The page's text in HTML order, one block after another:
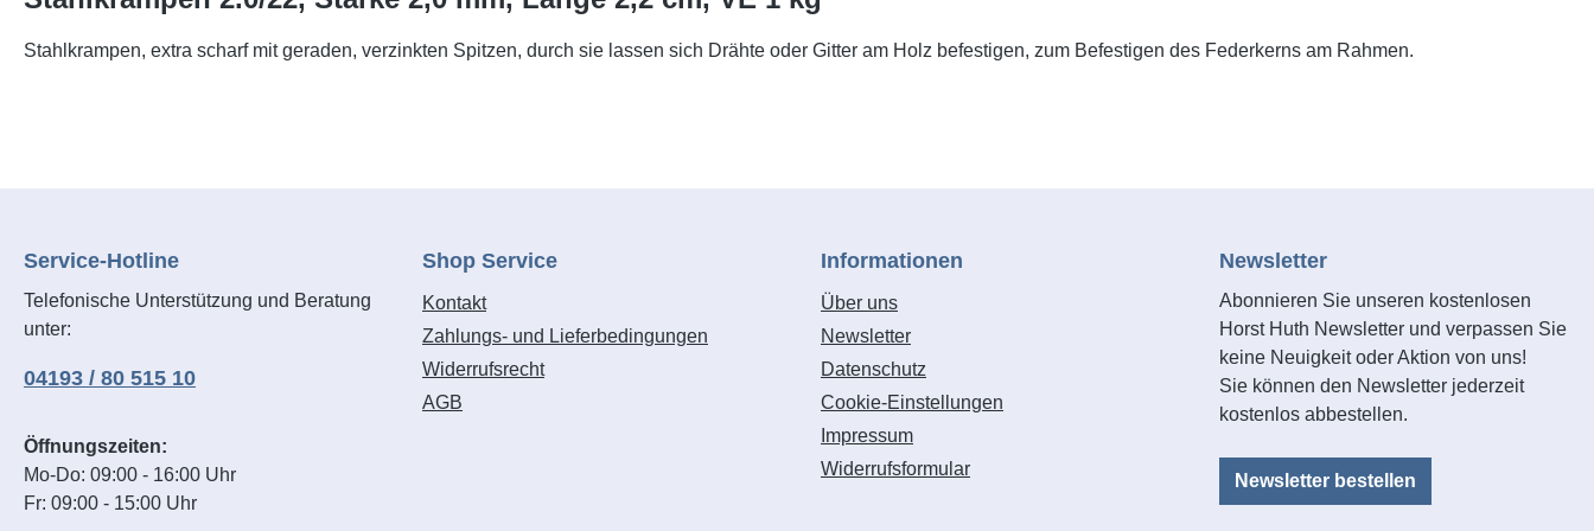
Stahlkrampen, extra scharf mit geraden, verzinkten Spitzen, durch sie lassen sich Drähte oder Gitter am Holz befestigen, zum Befestigen des Federkerns am Rahmen.
Service-Hotline
Telefonische Unterstützung und Beratung
unter:
04193 / 80 515 10
Öffnungszeiten:
Mo-Do: 09:00 - 16:00 Uhr
Fr: 09:00 - 15:00 Uhr
Shop Service
Kontakt
Zahlungs- und Lieferbedingungen
Widerrufsrecht
AGB
Informationen
Über uns
Newsletter
Datenschutz
Cookie-Einstellungen
Impressum
Widerrufsformular
Newsletter
Abonnieren Sie unseren kostenlosen
Horst Huth Newsletter und verpassen Sie
keine Neuigkeit oder Aktion von uns!
Sie können den Newsletter jederzeit
kostenlos abbestellen.
Newsletter bestellen